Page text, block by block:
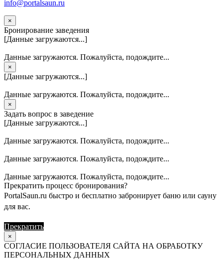
info@portalsaun.ru
×
Бронирование заведения
[Данные загружаются...]
Данные загружаются. Пожалуйста, подождите...
×
[Данные загружаются...]
Данные загружаются. Пожалуйста, подождите...
×
Задать вопрос в заведение
[Данные загружаются...]
Данные загружаются. Пожалуйста, подождите...
Данные загружаются. Пожалуйста, подождите...
Данные загружаются. Пожалуйста, подождите...
Прекратить процесс бронирования?
PortalSaun.ru быстро и бесплатно забронирует баню или сауну
для вас.
Прекратить
×
СОГЛАСИЕ ПОЛЬЗОВАТЕЛЯ САЙТА НА ОБРАБОТКУ
ПЕРСОНАЛЬНЫХ ДАННЫХ